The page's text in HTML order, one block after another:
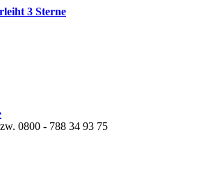
3 Sterne
0800 - 788 34 93 75